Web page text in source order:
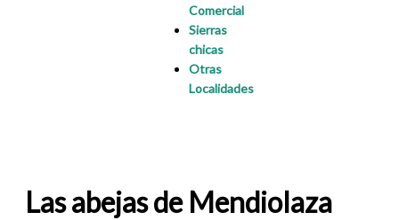
Comercial
Sierras
chicas
Otras
Localidades
Las abejas de Mendiolaza